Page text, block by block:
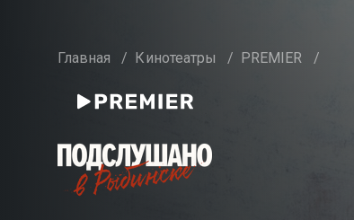
Главная / Кинотеатры / PREMIER /